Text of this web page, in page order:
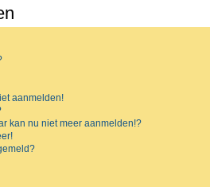
aanmelden!
kan nu niet meer aanmelden!?